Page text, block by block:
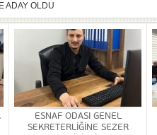
ADAY OLDU
ESNAF ODASI GENEL
SEKRETERLİĞİNE SEZER